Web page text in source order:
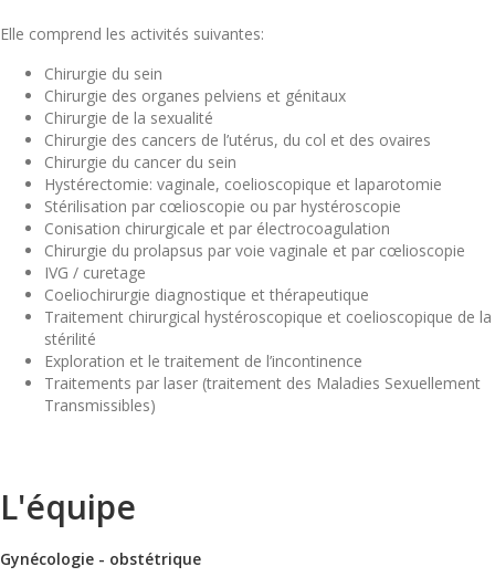
Elle comprend les activités suivantes:
Chirurgie du sein
Chirurgie des organes pelviens et génitaux
Chirurgie de la sexualité
Chirurgie des cancers de l’utérus, du col et des ovaires
Chirurgie du cancer du sein
Hystérectomie: vaginale, coelioscopique et laparotomie
Stérilisation par cœlioscopie ou par hystéroscopie
Conisation chirurgicale et par électrocoagulation
Chirurgie du prolapsus par voie vaginale et par cœlioscopie
IVG / curetage
Coeliochirurgie diagnostique et thérapeutique
Traitement chirurgical hystéroscopique et coelioscopique de la
stérilité
Exploration et le traitement de l’incontinence
Traitements par laser (traitement des Maladies Sexuellement
Transmissibles)
L'équipe
Gynécologie - obstétrique